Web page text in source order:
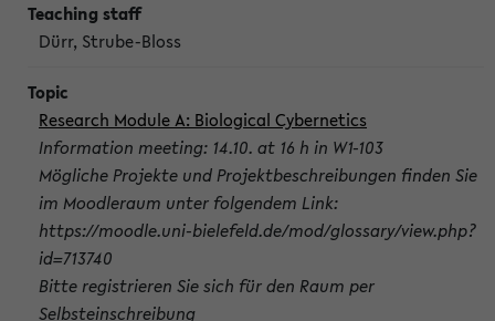
Dürr, Strube-Bloss
Research Module A: Biological Cybernetics
Information meeting: 14.10. at 16 h in W1-103
Mögliche Projekte und Projektbeschreibungen finden Sie
im Moodleraum unter folgendem Link:
https://moodle.uni-bielefeld.de/mod/glossary/view.php?
id=713740
Bitte registrieren Sie sich für den Raum per
Selbsteinschreibung